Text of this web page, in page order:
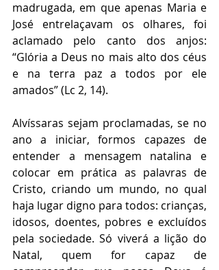
madrugada, em que apenas Maria e
José entrelaçavam os olhares, foi
aclamado pelo canto dos anjos:
“Glória a Deus no mais alto dos céus
e na terra paz a todos por ele
amados” (Lc 2, 14).
Alvíssaras sejam proclamadas, se no
ano a iniciar, formos capazes de
entender a mensagem natalina e
colocar em prática as palavras de
Cristo, criando um mundo, no qual
haja lugar digno para todos: crianças,
idosos, doentes, pobres e excluídos
pela sociedade. Só viverá a lição do
Natal, quem for capaz de